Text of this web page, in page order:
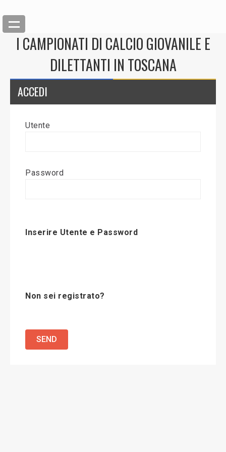
Back
Modifica News
I CAMPIONATI DI CALCIO GIOVANILE E
DILETTANTI IN TOSCANA
ACCEDI
Utente
Password
Inserire Utente e Password
Non sei registrato?